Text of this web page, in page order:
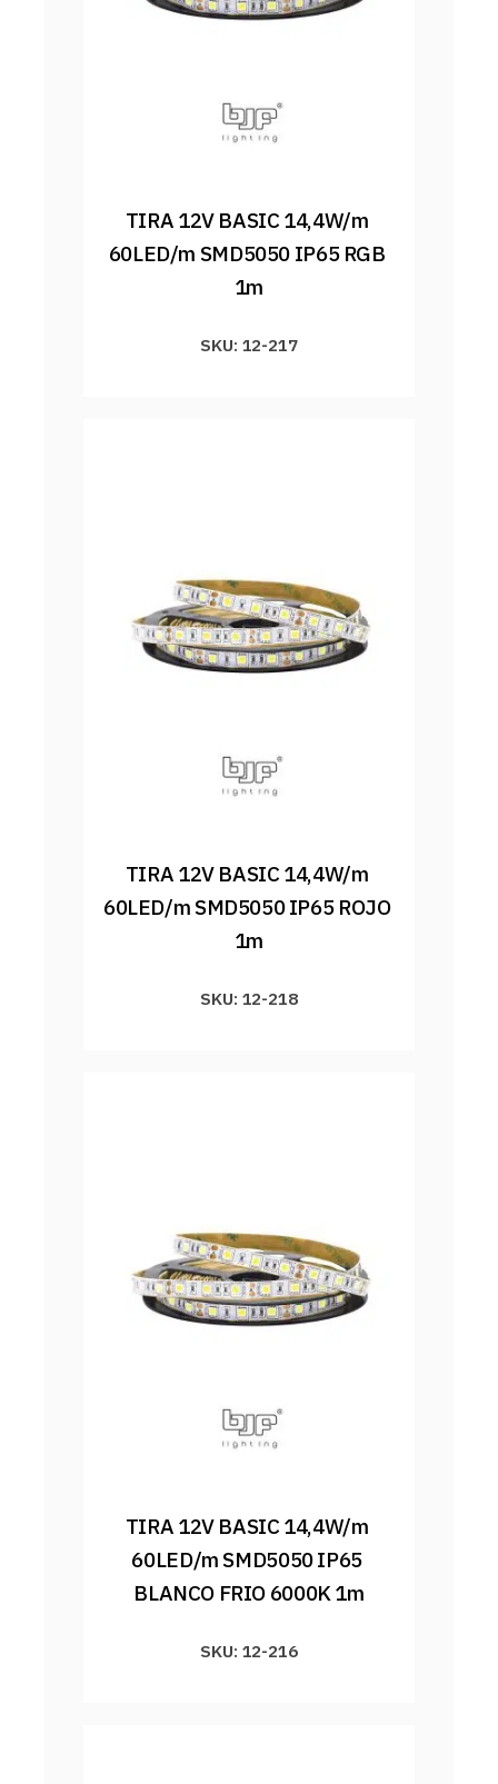
TIRA 12V BASIC 14,4W/m
60LED/m SMD5050 IP65 RGB
1m
SKU: 12-217
TIRA 12V BASIC 14,4W/m
60LED/m SMD5050 IP65 ROJO
1m
SKU: 12-218
TIRA 12V BASIC 14,4W/m
60LED/m SMD5050 IP65
BLANCO FRIO 6000K 1m
SKU: 12-216